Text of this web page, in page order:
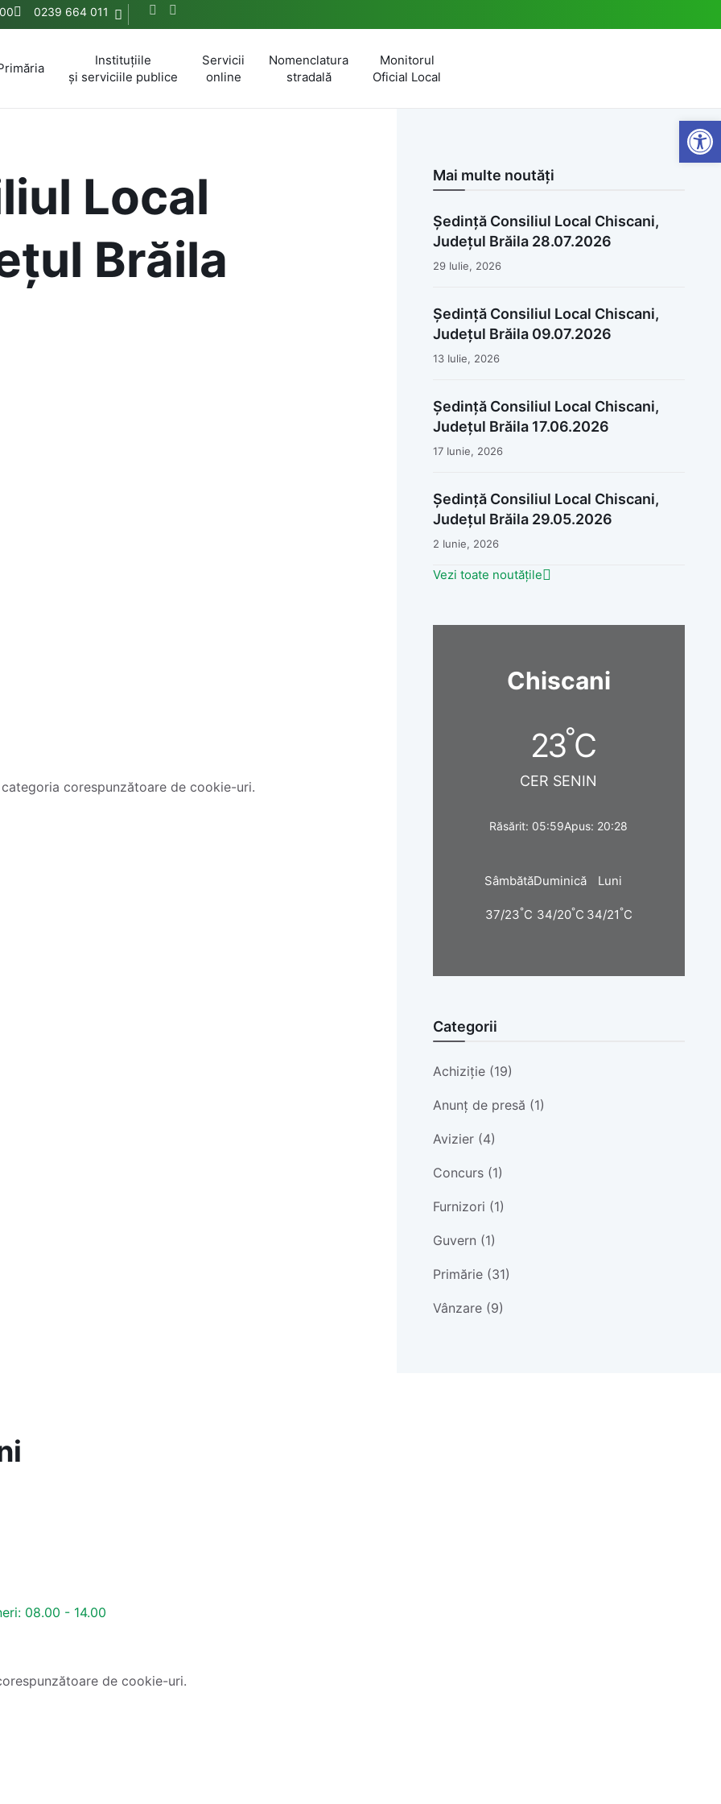
0239 664 011
Instituțiile
și serviciile publice
Servicii
online
Nomenclatura
stradală
Monitorul
Oficial Local
Local
Brăila
corespunzătoare de cookie-uri.
Mai multe noutăți
Ședință Consiliul Local Chiscani,
Județul Brăila 28.07.2026
29 Iulie, 2026
Ședință Consiliul Local Chiscani,
Județul Brăila 09.07.2026
13 Iulie, 2026
Ședință Consiliul Local Chiscani,
Județul Brăila 17.06.2026
17 Iunie, 2026
Ședință Consiliul Local Chiscani,
Județul Brăila 29.05.2026
2 Iunie, 2026
Vezi toate noutățile
Chiscani
23°C
CER SENIN
Răsărit: 05:59Apus: 20:28
Sâmbătă
37/23°C
Duminică
34/20°C
Luni
34/21°C
Categorii
Achiziție (19)
Anunț de presă (1)
Avizier (4)
Concurs (1)
Furnizori (1)
Guvern (1)
Primărie (31)
Vânzare (9)
08.00 - 14.00
de cookie-uri.